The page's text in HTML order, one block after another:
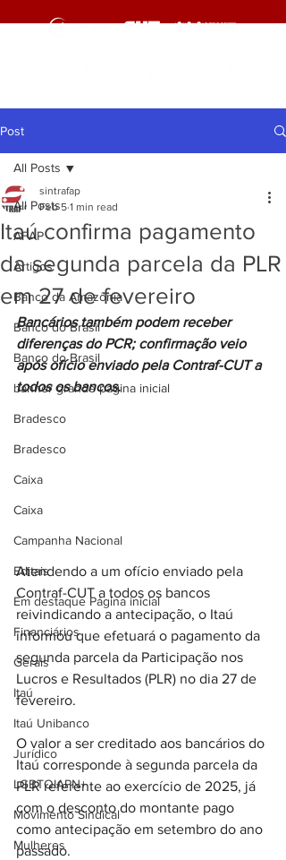
Post
All Posts
AFAP
Artigos
Banco da Amazônia
Banco do Brasil
Banco do Brasil
banner grande pagina inicial
Bradesco
Bradesco
Caixa
Caixa
Campanha Nacional
Editais
Em destaque Página inicial
Financiários
Gerais
Itaú
Itaú Unibanco
Jurídico
LGBTQIAPN+
Movimento Sindical
Mulheres
All Posts
Itaú confirma pagamento
da segunda parcela da PLR
em 27 de fevereiro
sintrafap
Feb 5 1 min read
Bancários também podem receber
diferenças do PCR; confirmação veio
após ofício enviado pela Contraf-CUT a
todos os bancos.
Atendendo a um ofício enviado pela
Contraf-CUT a todos os bancos
reivindicando a antecipação, o Itaú
informou que efetuará o pagamento da
segunda parcela da Participação nos
Lucros e Resultados (PLR) no dia 27 de
fevereiro.
O valor a ser creditado aos bancários do
Itaú corresponde à segunda parcela da
PLR referente ao exercício de 2025, já
com o desconto do montante pago
como antecipação em setembro do ano
passado.